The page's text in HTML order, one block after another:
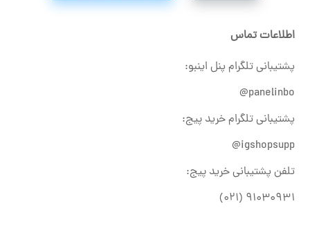
اطلاعات تماس
پشتیبانی تلگرام پنل اینبو:
panelinbo@
پشتیبانی تلگرام خرید پیج:
igshopsupp@
تلفن پشتیبانی خرید پیج:
۹۱۰۳۰۹۳۱ (۰۲۱)